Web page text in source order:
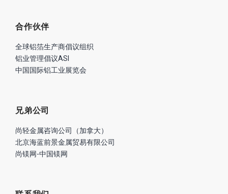
合作伙伴
全球铝箔生产商倡议组织
铝业管理倡议ASI
中国国际铝工业展览会
兄弟公司
尚轻金属咨询公司（加拿大）
北京海蓝前景金属贸易有限公司
尚镁网-中国镁网